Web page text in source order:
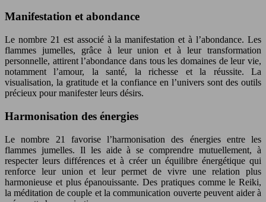
Manifestation et abondance
Le nombre 21 est associé à la manifestation et à l’abondance. Les
flammes jumelles, grâce à leur union et à leur transformation
personnelle, attirent l’abondance dans tous les domaines de leur vie,
notamment l’amour, la santé, la richesse et la réussite. La
visualisation, la gratitude et la confiance en l’univers sont des outils
précieux pour manifester leurs désirs.
Harmonisation des énergies
Le nombre 21 favorise l’harmonisation des énergies entre les
flammes jumelles. Il les aide à se comprendre mutuellement, à
respecter leurs différences et à créer un équilibre énergétique qui
renforce leur union et leur permet de vivre une relation plus
harmonieuse et plus épanouissante. Des pratiques comme le Reiki,
la méditation de couple et la communication ouverte peuvent aider à